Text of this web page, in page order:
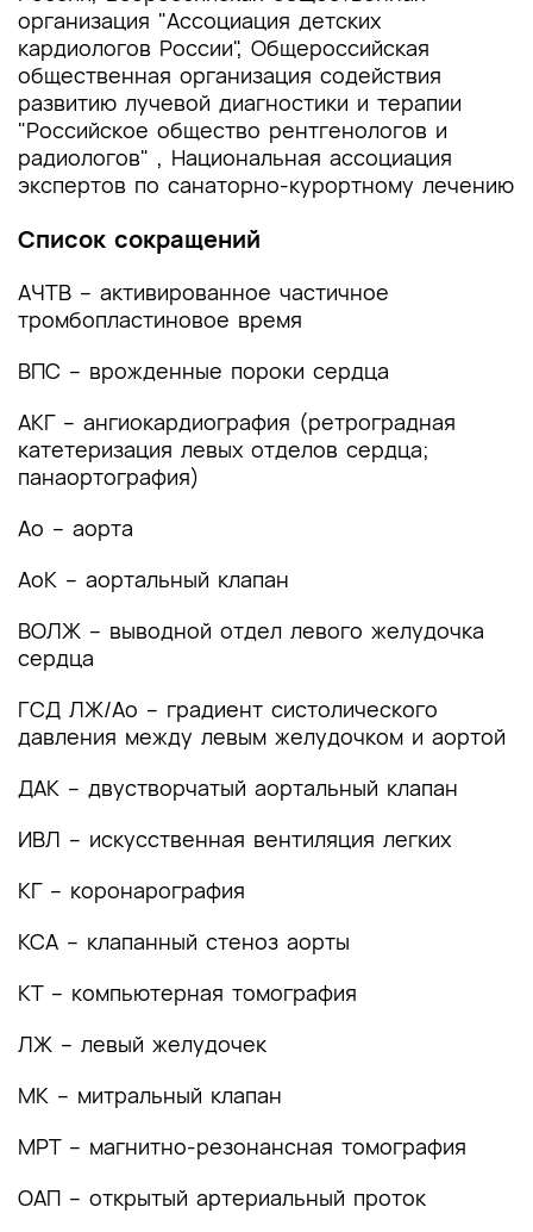
состояния (группы заболеваний или
состояний) по Международной
статистической классификации болезней и
проблем, связанных со здоровьем
1.5 Классификация заболевания или состояния
(группы заболеваний или состояний)
1.6 Клиническая картина заболевания или
состояния (группы заболеваний или
состояний)
2. Диагностика заболевания или состояния
медицинские показания и противопоказания к
применению методов диагностики
2.1 Жалобы и анамнез
исследования
2.4 Инструментальные диагностические
исследования
2.5 Иные диагностические исследования
немедикаментозную терапии, диетотерапию,
противопоказания к применению методов
4. Медицинская реабилитация и санаторно-
курортное лечение, медицинские показания и
медицинской реабилитации, в том числе
лечебных факторов
организация "Ассоциация детских
кардиологов России", Общероссийская
общественная организация содействия
развитию лучевой диагностики и терапии
"Российское общество рентгенологов и
радиологов" , Национальная ассоциация
экспертов по санаторно-курортному лечению
Список сокращений
АЧТВ – активированное частичное
тромбопластиновое время
ВПС – врожденные пороки сердца
АКГ – ангиокардиография (ретроградная
катетеризация левых отделов сердца;
панаортография)
Ао – аорта
АоК – аортальный клапан
ВОЛЖ – выводной отдел левого желудочка
сердца
ГСД ЛЖ/Ао – градиент систолического
давления между левым желудочком и аортой
ДАК – двустворчатый аортальный клапан
ИВЛ – искусственная вентиляция легких
КГ – коронарография
КСА – клапанный стеноз аорты
КТ – компьютерная томография
ЛЖ – левый желудочек
МК – митральный клапан
МРТ – магнитно-резонансная томография
ОАП – открытый артериальный проток